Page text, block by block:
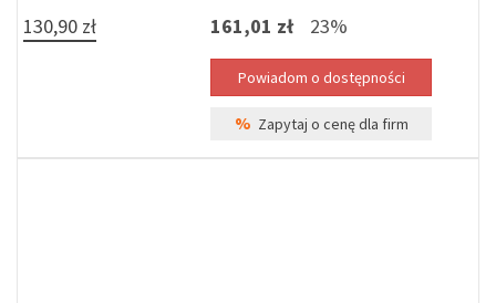
130,90 zł 161,01 zł 23%
% Zapytaj o cenę dla firm